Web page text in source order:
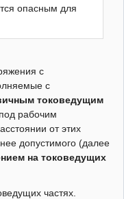
опасным для
с
с
токоведущим
рабочим
от этих
допустимого (далее
на токоведущих
частях.